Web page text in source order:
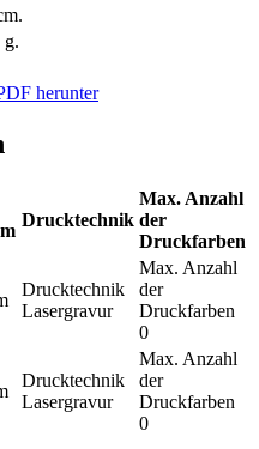
g.
herunter
Drucktechnik
Max. Anzahl
der
Druckfarben
Drucktechnik
Lasergravur
Max. Anzahl
der
Druckfarben
0
Drucktechnik
Lasergravur
Max. Anzahl
der
Druckfarben
0